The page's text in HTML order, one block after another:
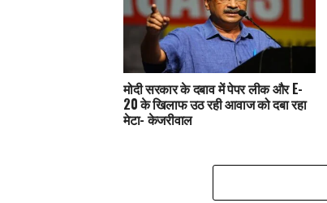
मोदी सरकार के दबाव में पेपर लीक और E-
20 के खिलाफ उठ रही आवाज को दबा रहा
मेटा- केजरीवाल